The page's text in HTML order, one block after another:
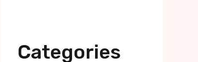
Categories